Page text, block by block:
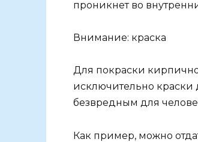
проникнет во
Внимание: краска
Для покраски
исключительно краски
безвредным для
Как пример, можно